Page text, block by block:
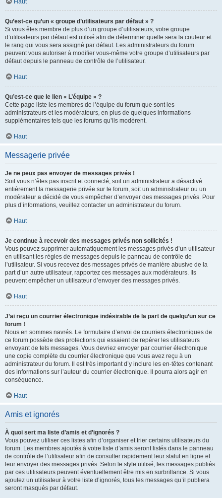
Haut
Qu’est-ce qu’un « groupe d’utilisateurs par défaut » ?
Si vous êtes membre de plus d’un groupe d’utilisateurs, votre groupe
d’utilisateurs par défaut est utilisé afin de déterminer quelle sera la couleur et
le rang qui vous sera assigné par défaut. Les administrateurs du forum
peuvent vous autoriser à modifier vous-même votre groupe d’utilisateurs par
défaut depuis le panneau de contrôle de l’utilisateur.
Haut
Qu’est-ce que le lien « L’équipe » ?
Cette page liste les membres de l’équipe du forum que sont les
administrateurs et les modérateurs, en plus de quelques informations
supplémentaires tels que les forums qu’ils modèrent.
Haut
Messagerie privée
Je ne peux pas envoyer de messages privés !
Soit vous n’êtes pas inscrit et connecté, soit un administrateur a désactivé
entièrement la messagerie privée sur le forum, soit un administrateur ou un
modérateur a décidé de vous empêcher d’envoyer des messages privés. Pour
plus d’informations, veuillez contacter un administrateur du forum.
Haut
Je continue à recevoir des messages privés non sollicités !
Vous pouvez supprimer automatiquement les messages privés d’un utilisateur
en utilisant les règles de messages depuis le panneau de contrôle de
l’utilisateur. Si vous recevez des messages privés de manière abusive de la
part d’un autre utilisateur, rapportez ces messages aux modérateurs. Ils
peuvent empêcher un utilisateur d’envoyer des messages privés.
Haut
J’ai reçu un courrier électronique indésirable de la part de quelqu’un sur ce
forum !
Nous en sommes navrés. Le formulaire d’envoi de courriers électroniques de
ce forum possède des protections qui essaient de repérer les utilisateurs
envoyant de tels messages. Vous devriez envoyer par courrier électronique
une copie complète du courrier électronique que vous avez reçu à un
administrateur du forum. Il est très important d’y inclure les en-têtes contenant
des informations sur l’auteur du courrier électronique. Il pourra alors agir en
conséquence.
Haut
Amis et ignorés
À quoi sert ma liste d’amis et d’ignorés ?
Vous pouvez utiliser ces listes afin d’organiser et trier certains utilisateurs du
forum. Les membres ajoutés à votre liste d’amis seront listés dans le panneau
de contrôle de l’utilisateur afin de consulter rapidement leur statut en ligne et
leur envoyer des messages privés. Selon le style utilisé, les messages publiés
par ces utilisateurs peuvent éventuellement être mis en surbrillance. Si vous
ajoutez un utilisateur à votre liste d’ignorés, tous les messages qu’il publiera
seront masqués par défaut.